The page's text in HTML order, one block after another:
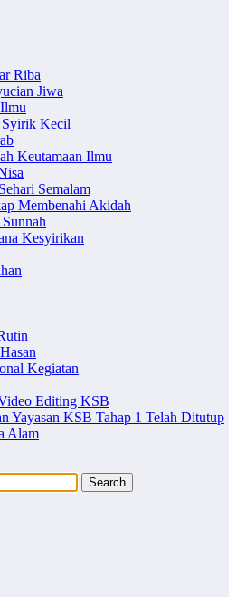
Riba
Jiwa
Kecil
Keutamaan Ilmu
Semalam
Membenahi Akidah
Kesyirikan
Kegiatan
Editing KSB
Yayasan KSB Tahap 1 Telah Ditutup
Alam